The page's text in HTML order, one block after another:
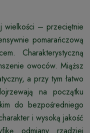
wielkości – przeciętnie
pomarańczową
Charakterystyczną
owoców. Miąższ
a przy tym łatwo
na początku
do bezpośredniego
i wysoką jakość